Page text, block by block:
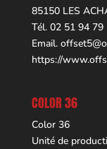
85150 LES
Tél. 02 51 94 79
Email.
https://
COLOR 36
Color 36
Unité de